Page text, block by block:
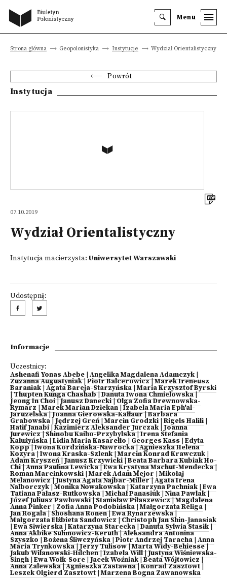
Menu
Strona główna Geopolonistyka Instytucje Wydział Orientalistyczny
Powrót
Instytucja
07.10.2019
Wydział Orientalistyczny
Instytucja macierzysta: Uniwersytet Warszawski
Udostępnij:
Informacje
Uczestnicy:
Ashenafi Yonas Abebe Angelika Magdalena Adamczyk
Zuzanna Augustyniak| Piotr Balcerowicz|Marek Ireneusz
Baraniak|Agata Bareja-Starzyńska|Maria Krzysztof Byrski
|Thupten Kunga Chashab|Danuta Iwona Chmielowska|
Jeong In Choi|Janusz Danecki|Olga Zofia Drewnowska-
Rymarz|Marek Marian Dziekan|Izabela Maria Eph'al-
Jaruzelska|Joanna Gierowska-Kałłaur|Barbara
Grabowska |Jędrzej Greń|Marcin Grodzki|Rigels Halili
Hatif Janabi| Kazimierz Aleksander Jurczak Joanna
Jurewicz|Shinobu Kaiho-Przybylska|Irena Stefania
Kałużyńska|Lidia Maria Kasarełło|Georges Kass|Edyta
Kopp|Iwona Kordzińska-Nawrocka|Agnieszka Helena
Kozyra|Iwona Kraska-Szlenk|Marcin Konrad Krawczuk
Adam Kryszeń|Janusz Krzywicki|Beata Barbara Kubiak Ho-
Chi|Anna Paulina Lewicka|Ewa Krystyna Machut-Mendecka|
Roman Marcinkowski|Marek Adam Mejor|Mikołaj
Melanowicz|Justyna Agata Najbar-Miller|Agata Irena
Nalborczyk|Monika Nowakowska|Katarzyna Pachniak Ewa
Tatiana Pałasz-Rutkowska|Michał Panasiuk|Nina Pawlak|
Józef Juliusz Pawłowski|Stanisław Piłaszewicz|Magdalena
Anna Pinker|Zofia Anna Podobińska|Małgorzata Religa|
Jan Rogala|Shoshana Ronen|Ewa Rynarzewska|
Małgorzata Elżbieta Sandowicz|Christoph Jan Shin-Janasiak
|Ewa Siwierska|Katarzyna Starecka|Danuta Sylwia Stasik|
Anna Akbike Sulimowicz-Keruth|Aleksandra Antonina
Szyszko|Bożena Śliwczyńska|Piotr Andrzej Taracha| Anna
Maria Trynkowska|Jerzy Tulisow|Marta Widy-Behiesse|
Jakub Wilanowski-Hilchen|Izabela Will|Justyna Wiśniewska-
Singh|Ewa Wołk-Sore|Jacek Woźniak|Beata Wójtowicz|
Anna Zalewska|Agnieszka Zastawna| Konrad Zasztowt
Leszek Olgierd Zasztowt|Marzena Bogna Zawanowska